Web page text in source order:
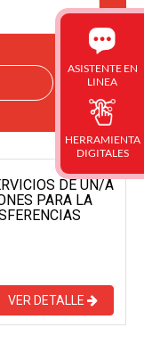
DE UN/A
PARA LA
VER DETALLE
ASISTENTE EN
LINEA
HERRAMIENTA
DIGITALES